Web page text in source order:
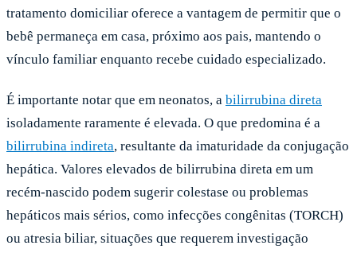
tratamento domiciliar oferece a vantagem de permitir que o
bebê permaneça em casa, próximo aos pais, mantendo o
vínculo familiar enquanto recebe cuidado especializado.
É importante notar que em neonatos, a bilirrubina direta
isoladamente raramente é elevada. O que predomina é a
bilirrubina indireta, resultante da imaturidade da conjugação
hepática. Valores elevados de bilirrubina direta em um
recém-nascido podem sugerir colestase ou problemas
hepáticos mais sérios, como infecções congênitas (TORCH)
ou atresia biliar, situações que requerem investigação